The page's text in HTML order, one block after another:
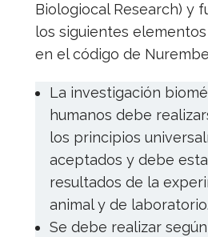
Biologiocal Research) y
los siguientes
en el código de
La investigación
humanos debe
los principios
aceptados y debe
resultados de la
animal y de laboratorio.
Se debe realizar